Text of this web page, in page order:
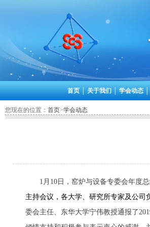
首页│ 关于我们 学会动态
您现在的位置： 首页>学会动态
1 月 10 日，窑炉与设备专委会年度
主持会议，各大学、研究所专家及公
委会主任、东华大学宁伟教授通报了